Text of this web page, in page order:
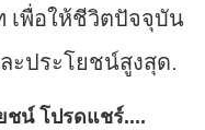
เพื่อให้ชีวิตปัจจุบัน
ประโยชน์สูงสุด.
ชน์ โปรดแชร์....